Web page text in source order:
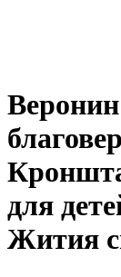
для
Жития